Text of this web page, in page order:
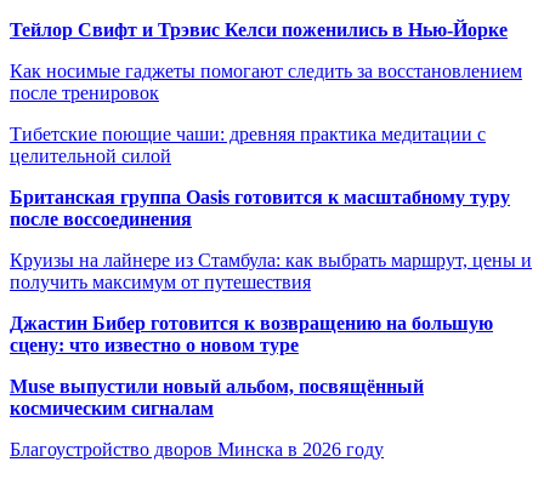
Тейлор Свифт и Трэвис Келси поженились в Нью-Йорке
Как носимые гаджеты помогают следить за восстановлением
после тренировок
Тибетские поющие чаши: древняя практика медитации с
целительной силой
Британская группа Oasis готовится к масштабному туру
после воссоединения
Круизы на лайнере из Стамбула: как выбрать маршрут, цены и
получить максимум от путешествия
Джастин Бибер готовится к возвращению на большую
сцену: что известно о новом туре
Muse выпустили новый альбом, посвящённый
космическим сигналам
Благоустройство дворов Минска в 2026 году